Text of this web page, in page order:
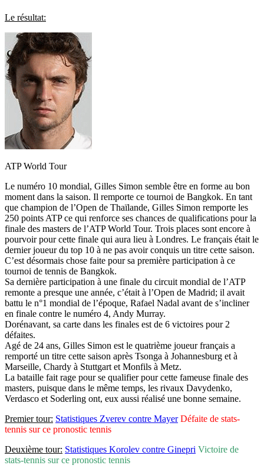
Le résultat:
ATP World Tour
Le numéro 10 mondial, Gilles Simon semble être en forme au bon
moment dans la saison. Il remporte ce tournoi de Bangkok. En tant
que champion de l’Open de Thaïlande, Gilles Simon remporte les
250 points ATP ce qui renforce ses chances de qualifications pour la
finale des masters de l’ATP World Tour. Trois places sont encore à
pourvoir pour cette finale qui aura lieu à Londres. Le français était le
dernier joueur du top 10 à ne pas avoir conquis un titre cette saison.
C’est désormais chose faite pour sa première participation à ce
tournoi de tennis de Bangkok.
Sa dernière participation à une finale du circuit mondial de l’ATP
remonte a presque une année, c’était à l’Open de Madrid; il avait
battu le n°1 mondial de l’époque, Rafael Nadal avant de s’incliner
en finale contre le numéro 4, Andy Murray.
Dorénavant, sa carte dans les finales est de 6 victoires pour 2
défaites.
Agé de 24 ans, Gilles Simon est le quatrième joueur français a
remporté un titre cette saison après Tsonga à Johannesburg et à
Marseille, Chardy à Stuttgart et Monfils à Metz.
La bataille fait rage pour se qualifier pour cette fameuse finale des
masters, puisque dans le même temps, les rivaux Davydenko,
Verdasco et Soderling ont, eux aussi réalisé une bonne semaine.
Premier tour: Statistiques Zverev contre Mayer Défaite de stats-
tennis sur ce pronostic tennis
Deuxième tour: Statistiques Korolev contre Ginepri Victoire de
stats-tennis sur ce pronostic tennis